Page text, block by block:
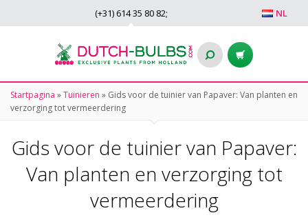
NL
(+31) 614 35 80 82;
Startpagina »Tuinieren » Gids voor de tuinier van Papaver: Van planten en
verzorging tot vermeerdering
Gids voor de tuinier van Papaver:
Van planten en verzorging tot
vermeerdering